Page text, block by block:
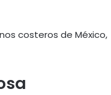
costeros de México,